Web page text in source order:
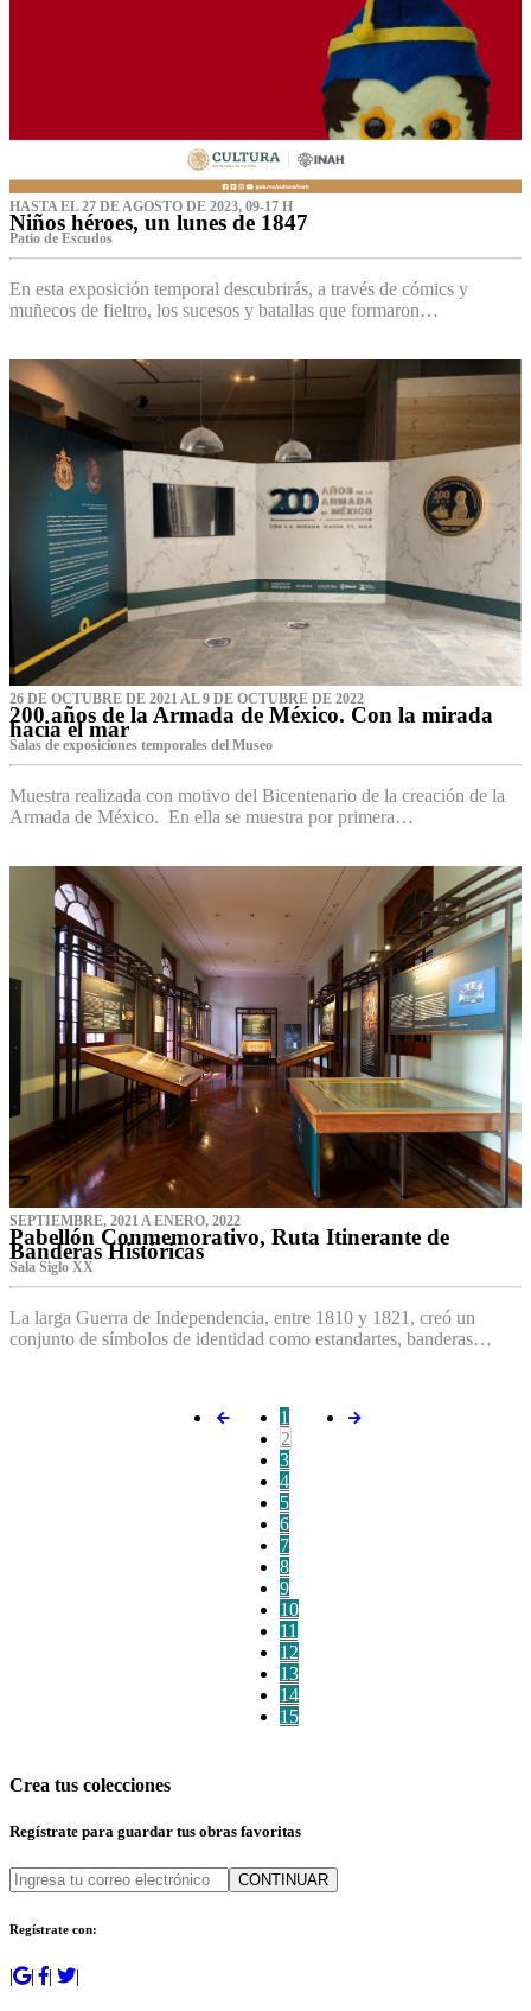
HASTA EL 27 DE AGOSTO DE 2023, 09-17 H
Niños héroes, un lunes de 1847
Patio de Escudos
En esta exposición temporal descubrirás, a través de cómics y
muñecos de fieltro, los sucesos y batallas que formaron…
26 DE OCTUBRE DE 2021 AL 9 DE OCTUBRE DE 2022
200 años de la Armada de México. Con la mirada
hacia el mar
Salas de exposiciones temporales del Museo‌
Muestra realizada con motivo del Bicentenario de la creación de la
Armada de México. En ella se muestra por primera…
SEPTIEMBRE, 2021 A ENERO, 2022
Pabellón Conmemorativo, Ruta Itinerante de
Banderas Históricas
Sala Siglo XX
La larga Guerra de Independencia, entre 1810 y 1821, creó un
conjunto de símbolos de identidad como estandartes, banderas…
1
2
3
4
5
6
7
8
9
10
11
12
13
14
15
Crea tus colecciones
Regístrate para guardar tus obras favoritas
CONTINUAR
Regístrate con:
| | | |